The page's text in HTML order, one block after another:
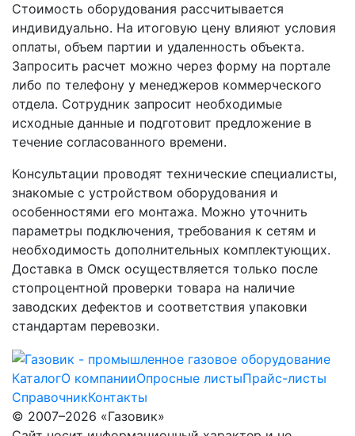
Стоимость оборудования рассчитывается
индивидуально. На итоговую цену влияют условия
оплаты, объем партии и удаленность объекта.
Запросить расчет можно через форму на портале
либо по телефону у менеджеров коммерческого
отдела. Сотрудник запросит необходимые
исходные данные и подготовит предложение в
течение согласованного времени.
Консультации проводят технические специалисты,
знакомые с устройством оборудования и
особенностями его монтажа. Можно уточнить
параметры подключения, требования к сетям и
необходимость дополнительных комплектующих.
Доставка в Омск осуществляется только после
стопроцентной проверки товара на наличие
заводских дефектов и соответствия упаковки
стандартам перевозки.
КаталогО компанииОпросные листыПрайс-листы
СправочникКонтакты
© 2007–2026 «Газовик»